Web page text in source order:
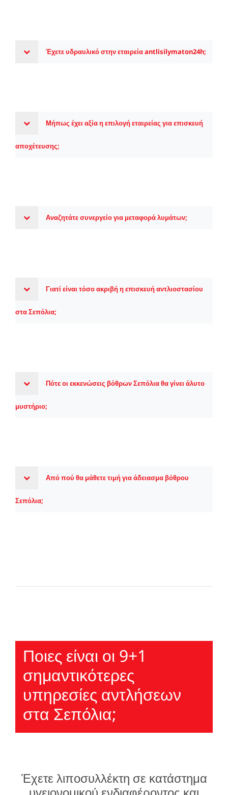
Έχετε υδραυλικό στην εταιρεία antlisilymaton24h;
Μήπως έχει αξία η επιλογή εταιρείας για επισκευή
αποχέτευσης;
Αναζητάτε συνεργείο για μεταφορά λυμάτων;
Γιατί είναι τόσο ακριβή η επισκευή αντλιοστασίου
στα Σεπόλια;
Πότε οι εκκενώσεις βόθρων Σεπόλια θα γίνει άλυτο
μυστήριο;
Από πού θα μάθετε τιμή για άδειασμα βόθρου
Σεπόλια;
Ποιες είναι οι 9+1
σημαντικότερες
υπηρεσίες αντλήσεων
στα Σεπόλια;
Έχετε λιποσυλλέκτη σε κατάστημα